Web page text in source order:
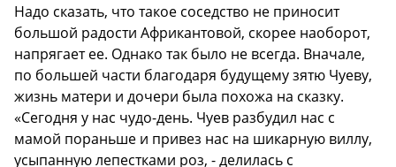
Надо сказать, что такое соседство не приносит
большой радости Африкантовой, скорее наоборот,
напрягает ее. Однако так было не всегда. Вначале,
по большей части благодаря будущему зятю Чуеву,
жизнь матери и дочери была похожа на сказку.
«Сегодня у нас чудо-день. Чуев разбудил нас с
мамой пораньше и привез нас на шикарную виллу,
усыпанную лепестками роз, - делилась с